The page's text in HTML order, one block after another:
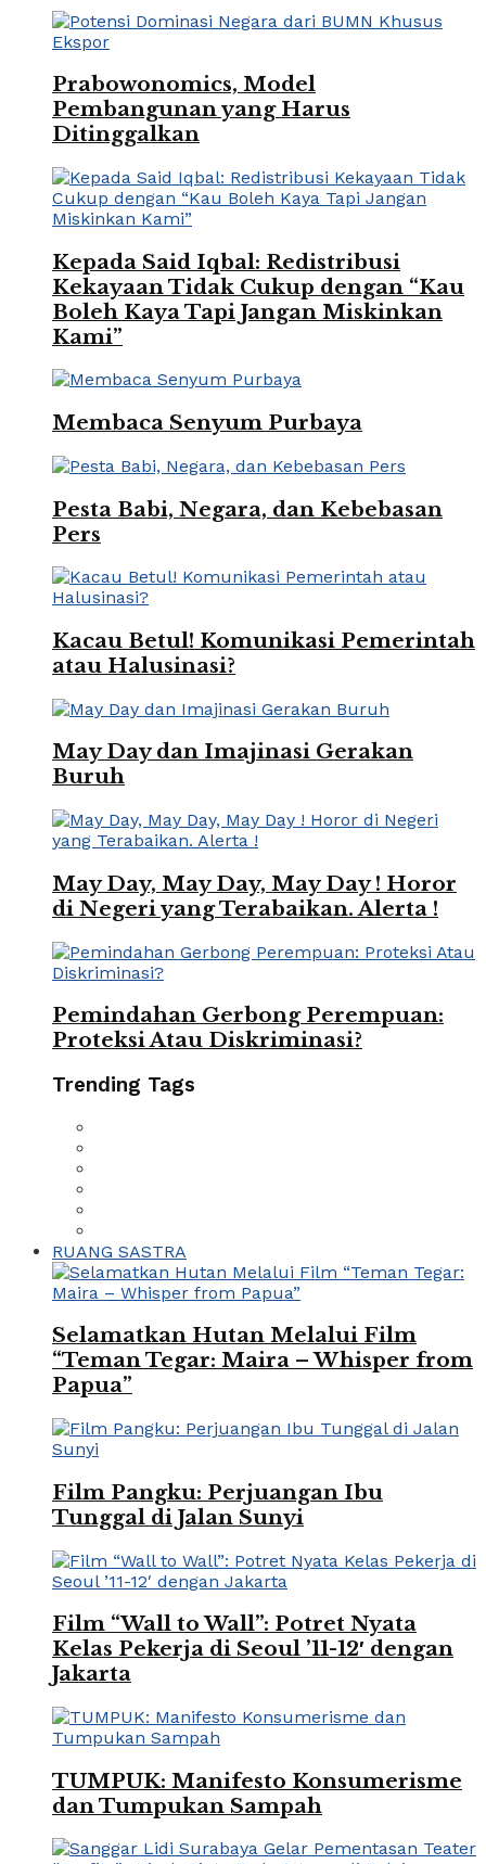
Prabowonomics, Model
Pembangunan yang Harus
Ditinggalkan
Kepada Said Iqbal: Redistribusi
Kekayaan Tidak Cukup dengan “Kau
Boleh Kaya Tapi Jangan Miskinkan
Kami”
Membaca Senyum Purbaya
Pesta Babi, Negara, dan Kebebasan
Pers
Kacau Betul! Komunikasi Pemerintah
atau Halusinasi?
May Day dan Imajinasi Gerakan
Buruh
May Day, May Day, May Day ! Horor
di Negeri yang Terabaikan. Alerta !
Pemindahan Gerbong Perempuan:
Proteksi Atau Diskriminasi?
Trending Tags
RUANG SASTRA
Selamatkan Hutan Melalui Film
“Teman Tegar: Maira – Whisper from
Papua”
Film Pangku: Perjuangan Ibu
Tunggal di Jalan Sunyi
Film “Wall to Wall”: Potret Nyata
Kelas Pekerja di Seoul ’11-12′ dengan
Jakarta
TUMPUK: Manifesto Konsumerisme
dan Tumpukan Sampah